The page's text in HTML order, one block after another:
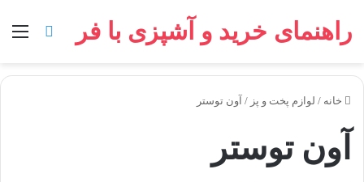
راهنمای خرید و آشپزی با فر
خانه / لوازم پخت و پز / آون توستر
آون توستر